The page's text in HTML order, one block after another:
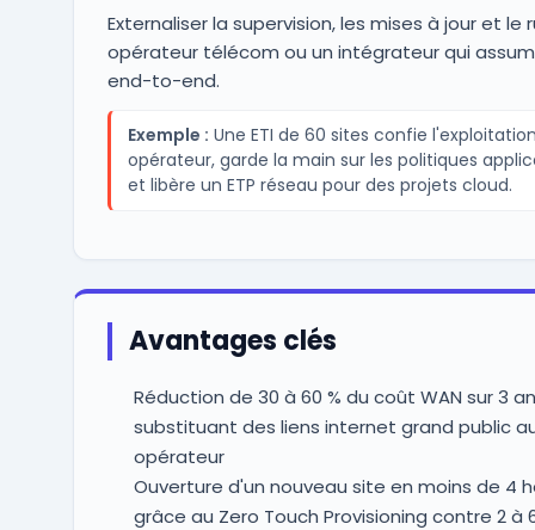
Externaliser la supervision, les mises à jour et le
opérateur télécom ou un intégrateur qui
end-to-end.
Exemple : Une ETI de 60 sites confie
opérateur, garde la main sur les politiques
et libère un ETP réseau pour des projets cloud.
Avantages clés
Réduction de 30 à 60 % du coût WAN sur 3
substituant des liens internet grand public au
opérateur
Ouverture d'un nouveau site en moins de 4
grâce au Zero Touch Provisioning contre 2 à